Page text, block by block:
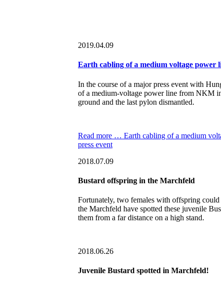
2019.04.09
Earth cabling of a medium voltage power
In the course of a major press event with
of a medium-voltage power line from NKM
ground and the last pylon dismantled.
Read more … Earth cabling of a medium
press event
2018.07.09
Bustard offspring in the Marchfeld
Fortunately, two females with offspring
the Marchfeld have spotted these juvenile
them from a far distance on a high stand.
2018.06.26
Juvenile Bustard spotted in Marchfeld!